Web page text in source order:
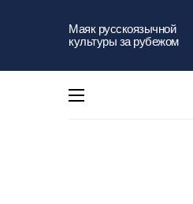
Маяк русскоязычной
культуры за рубежом